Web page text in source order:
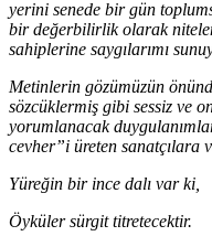
yerini senede bir gün
bir değerbilirlik olarak
sahiplerine saygılarımı
Metinlerin gözümüzün
sözcüklermiş gibi sessiz ve
yorumlanacak
cevher”i üreten
Yüreğin bir ince dalı var ki,
Öyküler sürgit titretecektir.